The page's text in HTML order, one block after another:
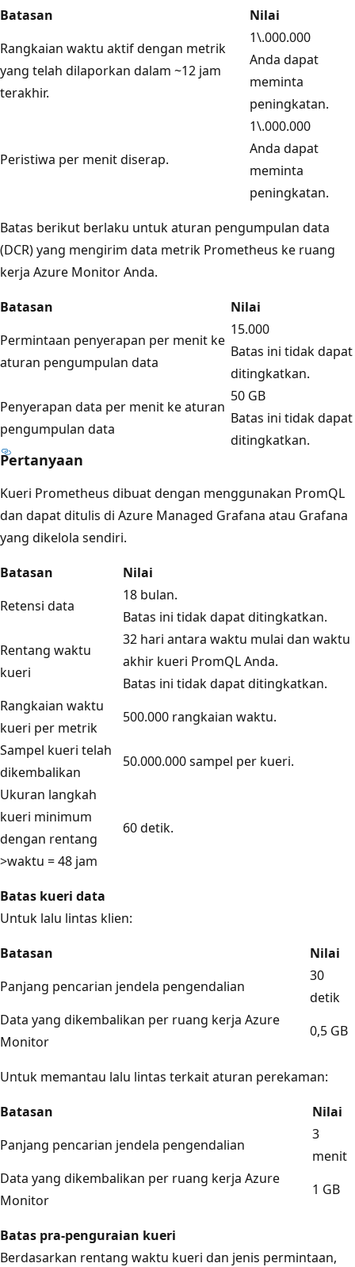
Batasan
Nilai
Rangkaian waktu aktif dengan metrik
yang telah dilaporkan dalam ~12 jam
terakhir.
1\.000.000
Anda dapat
meminta
peningkatan.
Peristiwa per menit diserap.
1\.000.000
Anda dapat
meminta
peningkatan.
Batas berikut berlaku untuk aturan pengumpulan data
(DCR) yang mengirim data metrik Prometheus ke ruang
kerja Azure Monitor Anda.
Batasan
Nilai
Permintaan penyerapan per menit ke
aturan pengumpulan data
15.000
Batas ini tidak dapat
ditingkatkan.
Penyerapan data per menit ke aturan
pengumpulan data
50 GB
Batas ini tidak dapat
ditingkatkan.
Pertanyaan
Kueri Prometheus dibuat dengan menggunakan PromQL
dan dapat ditulis di Azure Managed Grafana atau Grafana
yang dikelola sendiri.
Batasan
Nilai
Retensi data
18 bulan.
Batas ini tidak dapat ditingkatkan.
Rentang waktu
kueri
32 hari antara waktu mulai dan waktu
akhir kueri PromQL Anda.
Batas ini tidak dapat ditingkatkan.
Rangkaian waktu
kueri per metrik
500.000 rangkaian waktu.
Sampel kueri telah
dikembalikan
50.000.000 sampel per kueri.
Ukuran langkah
kueri minimum
dengan rentang
>waktu = 48 jam
60 detik.
Batas kueri data
Untuk lalu lintas klien:
Batasan
Nilai
Panjang pencarian jendela pengendalian
30
detik
Data yang dikembalikan per ruang kerja Azure
Monitor
0,5 GB
Untuk memantau lalu lintas terkait aturan perekaman:
Batasan
Nilai
Panjang pencarian jendela pengendalian
3
menit
Data yang dikembalikan per ruang kerja Azure
Monitor
1 GB
Batas pra-penguraian kueri
Berdasarkan rentang waktu kueri dan jenis permintaan,